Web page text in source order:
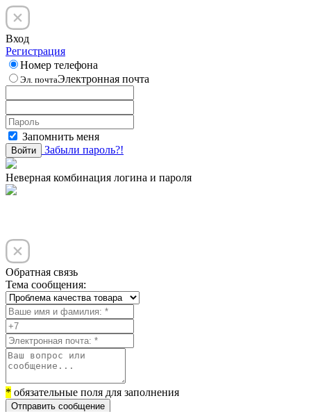
Вход
Регистрация
Номер телефона
Эл. почтаЭлектронная почта
Запомнить меня
Войти Забыли пароль?!
Неверная комбинация логина и пароля
Обратная связь
Тема сообщения:
* обязательные поля для заполнения
Отправить сообщение